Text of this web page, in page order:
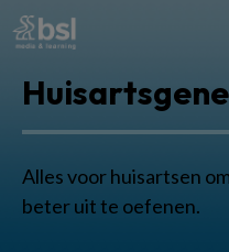
Alles voor huisartsen
beter uit te oefenen.